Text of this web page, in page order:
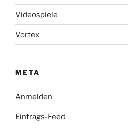
Videospiele
Vortex
META
Anmelden
Eintrags-Feed